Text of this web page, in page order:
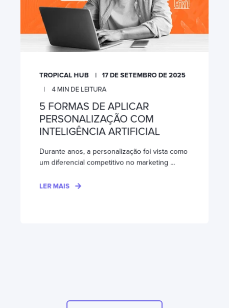
TROPICAL HUB 17 DE SETEMBRO DE 2025
4MIN DE LEITURA
5 FORMAS DE APLICAR
PERSONALIZAÇÃO COM
INTELIGÊNCIA ARTIFICIAL
Durante anos, a personalização foi vista como
um diferencial competitivo no marketing ...
LER MAIS